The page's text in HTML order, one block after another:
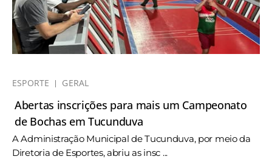
ESPORTE GERAL
Abertas inscrições para mais um Campeonato
de Bochas em Tucunduva
A Administração Municipal de Tucunduva, por meio da
Diretoria de Esportes, abriu as insc ...